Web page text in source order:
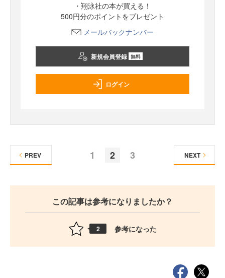
・翔泳社の本が買える！
500円分のポイントをプレゼント
メールバックナンバー
新規会員登録 無料
ログイン
1 2 3
PREV NEXT
この記事は参考になりましたか？
2 参考になった